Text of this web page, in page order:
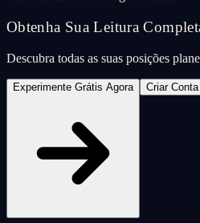
Obtenha Sua Leitura
Descubra todas as suas posições
Experimente Grátis Agora Criar